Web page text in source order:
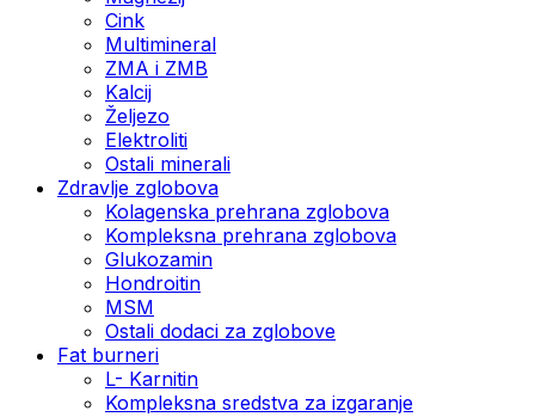
Cink
Multimineral
ZMA i ZMB
Kalcij
Željezo
Elektroliti
Ostali minerali
Zdravlje zglobova
Kolagenska prehrana zglobova
Kompleksna prehrana zglobova
Glukozamin
Hondroitin
MSM
Ostali dodaci za zglobove
Fat burneri
L- Karnitin
Kompleksna sredstva za izgaranje